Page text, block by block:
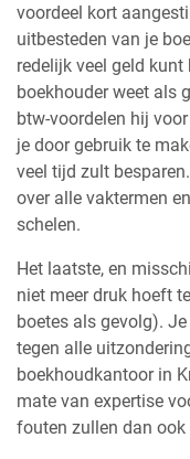
voordeel kort
uitbesteden van je
redelijk veel geld
boekhouder weet als
btw-voordelen hij
je door gebruik te
veel tijd zult
over alle vaktermen
schelen.
Het laatste, en
niet meer druk hoeft
boetes als gevolg).
tegen alle
boekhoudkantoor in
mate van expertise
fouten zullen dan ook